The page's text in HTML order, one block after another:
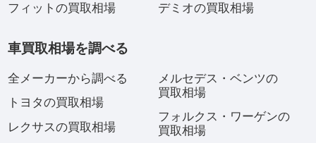
フィットの買取相場
デミオの買取相場
車買取相場を調べる
全メーカーから調べる
トヨタの買取相場
レクサスの買取相場
メルセデス・ベンツの
買取相場
フォルクス・ワーゲンの
買取相場